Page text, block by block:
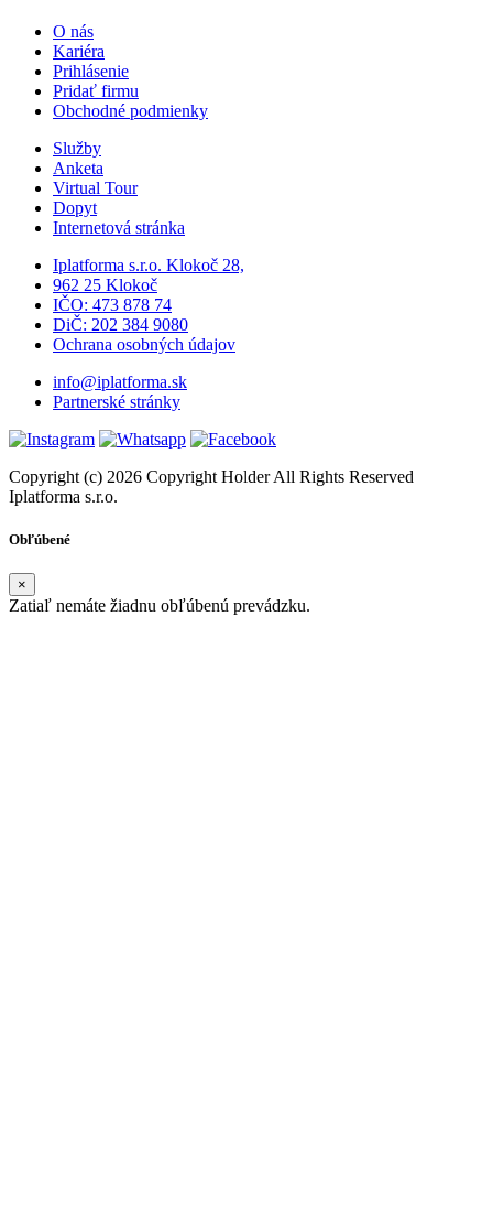
O nás
Kariéra
Prihlásenie
Pridať firmu
Obchodné podmienky
Služby
Anketa
Virtual Tour
Dopyt
Internetová stránka
Iplatforma s.r.o. Klokoč 28,
962 25 Klokoč
IČO: 473 878 74
DiČ: 202 384 9080
Ochrana osobných údajov
info@iplatforma.sk
Partnerské stránky
Copyright (c) 2026 Copyright Holder All Rights Reserved
Iplatforma s.r.o.
Obľúbené
×
Zatiaľ nemáte žiadnu obľúbenú prevádzku.